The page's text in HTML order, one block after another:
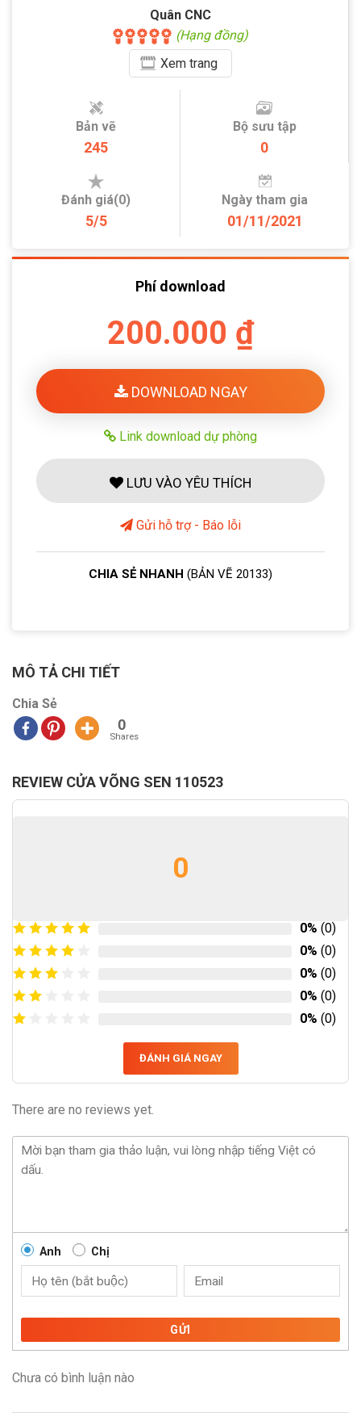
Quân CNC
(Hạng đồng)
Xemtrang
Bản vẽ
245
Bộ sưu tập
0
Đánh giá(0)
5/5
Ngày tham gia
01/11/2021
Phí download
200.000 ₫
DOWNLOAD NGAY
Link download dự phòng
LƯU VÀO YÊU THÍCH
Gửi hỗ trợ - Báo lỗi
CHIA SẺ NHANH (BẢN VẼ 20133)
MÔ TẢ CHI TIẾT
Chia Sẻ
0
Shares
REVIEW CỬA VÕNG SEN 110523
0
0% (0)
0% (0)
0% (0)
0% (0)
0% (0)
ĐÁNH GIÁ NGAY
There are no reviews yet.
Anh Chị
GỬI
Chưa có bình luận nào